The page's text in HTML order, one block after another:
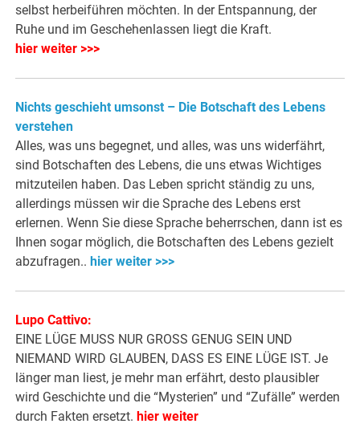
selbst herbeiführen möchten. In der Entspannung, der
Ruhe und im Geschehenlassen liegt die Kraft.
hier weiter >>>
Nichts geschieht umsonst – Die Botschaft des Lebens
verstehen
Alles, was uns begegnet, und alles, was uns widerfährt,
sind Botschaften des Lebens, die uns etwas Wichtiges
mitzuteilen haben. Das Leben spricht ständig zu uns,
allerdings müssen wir die Sprache des Lebens erst
erlernen. Wenn Sie diese Sprache beherrschen, dann ist es
Ihnen sogar möglich, die Botschaften des Lebens gezielt
abzufragen.. hier weiter >>>
Lupo Cattivo:
EINE LÜGE MUSS NUR GROSS GENUG SEIN UND
NIEMAND WIRD GLAUBEN, DASS ES EINE LÜGE IST. Je
länger man liest, je mehr man erfährt, desto plausibler
wird Geschichte und die “Mysterien” und “Zufälle” werden
durch Fakten ersetzt. hier weiter